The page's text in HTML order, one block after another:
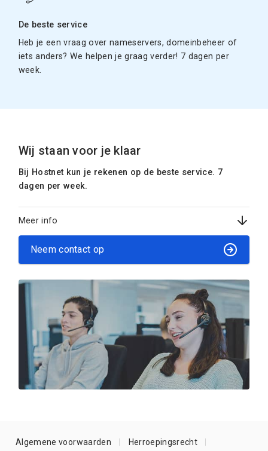
De beste service
Heb je een vraag over nameservers, domeinbeheer of
iets anders? We helpen je graag verder! 7 dagen per
week.
Wij staan voor je klaar
Bij Hostnet kun je rekenen op de beste service. 7
dagen per week.
Meer info
Neem contact op
Algemene voorwaarden Herroepingsrecht